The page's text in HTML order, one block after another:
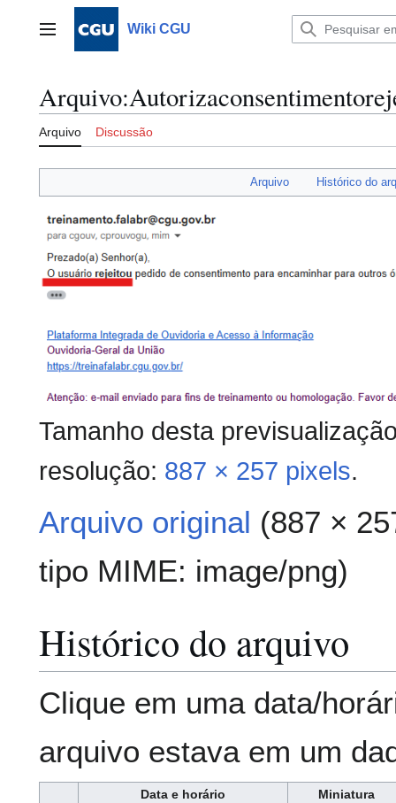
Menu principalWiki CGU
Arquivo:
Arquivo Discussão
Arquivo Histórico do
Tamanho desta
resolução: 887 × 257 pixels.
Arquivo original (887 ×
tipo MIME: image/png)
Histórico do arquivo
Clique em uma data/
arquivo estava em um
Data e horário
Miniatura